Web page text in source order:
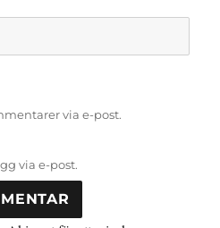
via e-post.
via e-post.